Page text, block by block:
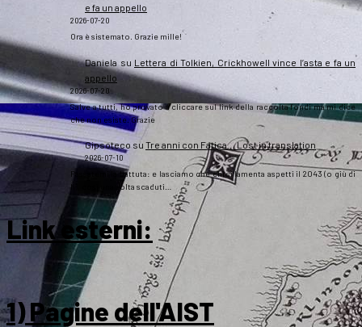
e fa un appello
2026-07-20
Ora è sistemato. Grazie mille!
Daniela su Lettera di Tolkien, Crickhowell vince l’asta e fa un
appello
2026-07-20
Salve a tutti, ho provato a cliccare sul link della raccolta fondi ma mi dice
che non esiste. Grazie
Gipsotecosu Tre anni con Fatica… Lost in translation
2026-07-10
Passatemi la battuta: e lasciamo che chi si lamenta aspetti il 2043 (o giù di
lì), così una volta scaduti…
Link esterni:
1) Pagine dell'AIST